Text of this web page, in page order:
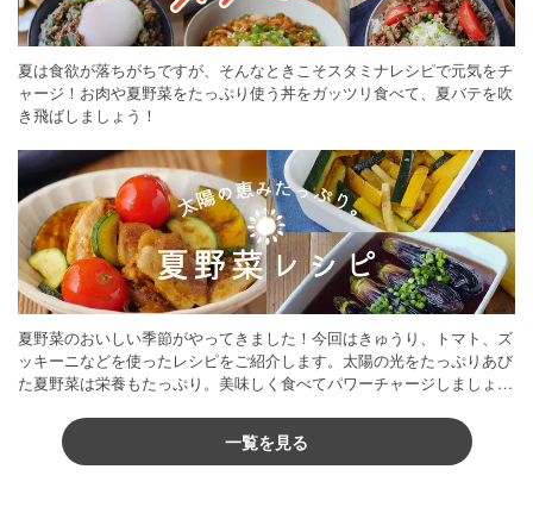
夏は食欲が落ちがちですが、そんなときこそスタミナレシピで元気をチ
ャージ！お肉や夏野菜をたっぷり使う丼をガッツリ食べて、夏バテを吹
き飛ばしましょう！
夏野菜のおいしい季節がやってきました！今回はきゅうり、トマト、ズ
ッキーニなどを使ったレシピをご紹介します。太陽の光をたっぷりあび
た夏野菜は栄養もたっぷり。美味しく食べてパワーチャージしましょう
一覧を見る